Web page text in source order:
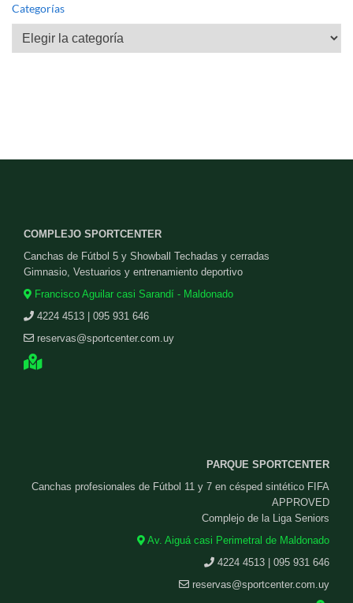
Categorías
Categorías
COMPLEJO SPORTCENTER
Canchas de Fútbol 5 y Showball Techadas y cerradas
Gimnasio, Vestuarios y entrenamiento deportivo
Francisco Aguilar casi Sarandí - Maldonado
4224 4513 | 095 931 646
reservas@sportcenter.com.uy
PARQUE SPORTCENTER
Canchas profesionales de Fútbol 11 y 7 en césped sintético FIFA
APPROVED
Complejo de la Liga Seniors
Av. Aiguá casi Perimetral de Maldonado
4224 4513 | 095 931 646
reservas@sportcenter.com.uy